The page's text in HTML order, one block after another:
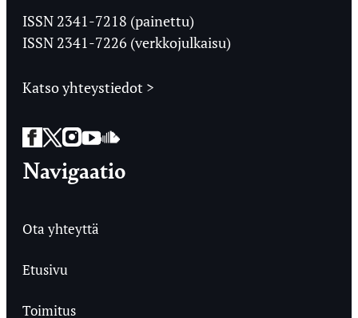
Ylioppilaslehti
ISSN 2341-7218 (painettu)
ISSN 2341-7226 (verkkojulkaisu)
Katso yhteystiedot >
Facebook
Twitter
Instagram
YouTube
SoundCloud
Navigaatio
Ota yhteyttä
Etusivu
Toimitus